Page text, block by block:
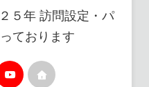
５年 訪問設定・パ
ております